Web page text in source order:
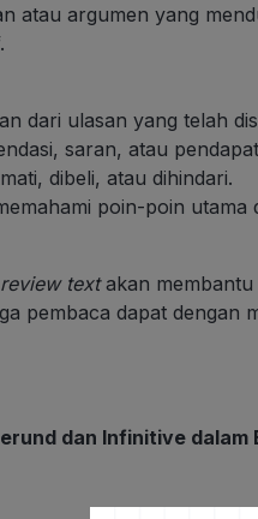
atau argumen yang
dari ulasan yang telah
saran, atau
dibeli, atau dihindari.
poin-poin utama
review textakan membantu
pembaca dapat dengan
dan Infinitive dalam